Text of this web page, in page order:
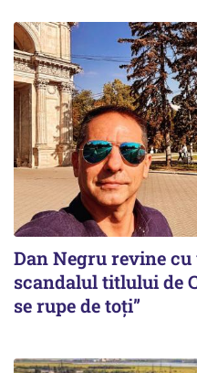
Dan Negru revine
scandalul titlului de
se rupe de toți”